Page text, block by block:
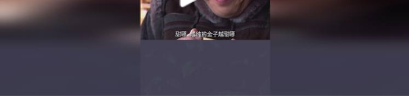
金饰克价大幅跳涨
多地要求领导干部带头休假
Play